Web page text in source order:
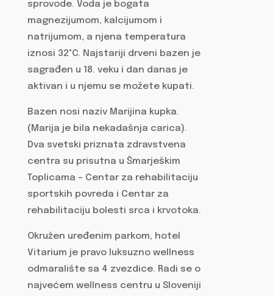
sprovode. Voda je bogata
magnezijumom, kalcijumom i
natrijumom, a njena temperatura
iznosi 32°C. Najstariji drveni bazen je
sagrađen u 18. veku i dan danas je
aktivan i u njemu se možete kupati.
Bazen nosi naziv Marijina kupka.
(Marija je bila nekadašnja carica).
Dva svetski priznata zdravstvena
centra su prisutna u Šmarješkim
Toplicama – Centar za rehabilitaciju
sportskih povreda i Centar za
rehabilitaciju bolesti srca i krvotoka.
Okružen uređenim parkom, hotel
Vitarium je pravo luksuzno wellness
odmaralište sa 4 zvezdice. Radi se o
najvećem wellness centru u Sloveniji